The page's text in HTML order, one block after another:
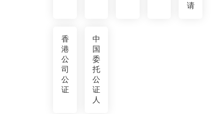
请
香
港
公
司
公
证
中
国
委
托
公
证
人